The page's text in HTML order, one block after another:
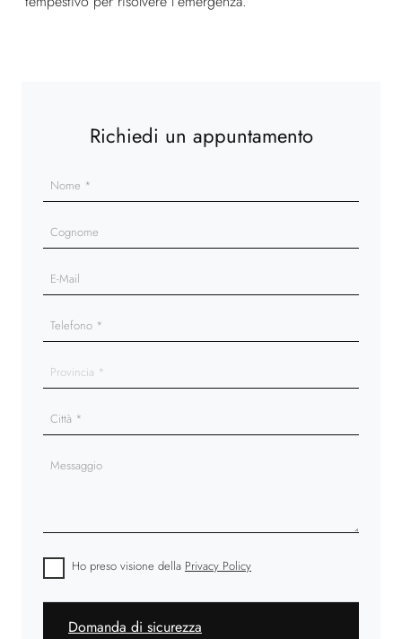
Richiedi un appuntamento
Ho preso visione della Privacy Policy
Domanda di sicurezza